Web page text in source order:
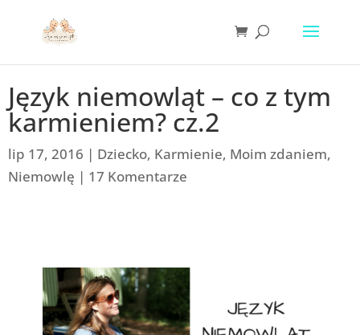
Język niemowląt – co z tym
karmieniem? cz.2
lip 17, 2016 | Dziecko, Karmienie, Moim zdaniem,
Niemowlę | 17 Komentarze